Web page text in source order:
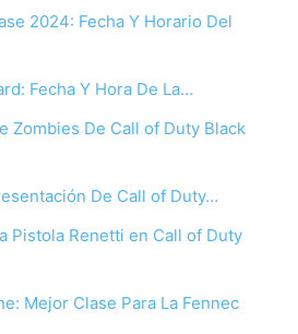
2024: Fecha Y Horario Del
Fecha Y Hora De La…
Zombies De Call of Duty Black
De Call of Duty…
Pistola Renetti en Call of Duty
Mejor Clase Para La Fennec